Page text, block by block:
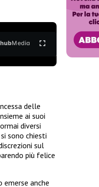
hubMedia
delle
ai suoi
diversi
sono chiesti
sul
più felice
anche